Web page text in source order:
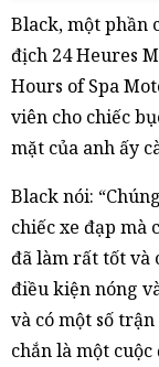
Black, một phần
địch 24 Heures
Hours of Spa
viên cho chiếc
mặt của anh ấy
Black nói:
chiếc xe đạp mà
đã làm rất tốt và
điều kiện nóng
và có một số
chắn là một